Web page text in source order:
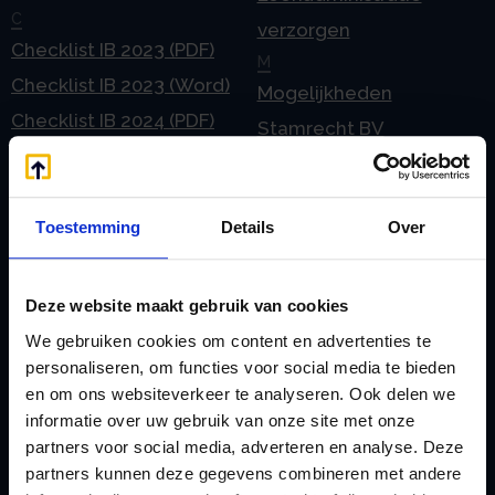
Toestemming Details Over
Deze website maakt gebruik van cookies
We gebruiken cookies om content en advertenties te
personaliseren, om functies voor social media te bieden
en om ons websiteverkeer te analyseren. Ook delen we
informatie over uw gebruik van onze site met onze
partners voor social media, adverteren en analyse. Deze
partners kunnen deze gegevens combineren met andere
C
Checklist IB 2023 (PDF)
Checklist IB 2023 (Word)
Checklist IB 2024 (PDF)
Checklist IB 2024 (Word)
Checklist IB 2025 (Word)
Contact
Stamrecht BV
Emigratie
Emigratie Pensioen BV
verzorgen
M
Mogelijkheden
Stamrecht BV
Ontbinden Stamrecht
Onzakelijke lening
Stamrecht BV
Oprichten BV door
StamrechtBV.com
Overdracht vanuit
banksparen